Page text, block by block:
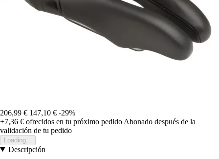
206,99 € 147,10 € -29%
+7,36 € ofrecidos en tu próximo pedido Abonado después de la
validación de tu pedido
Loading...
Descripción